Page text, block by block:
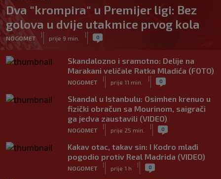
Dva "krompira" u Premijer ligi: Bez
golova u dvije utakmice prvog kola
NOGOMET
|
prije 9 min.
| 0
Skandalozno i sramotno: Delije na
Marakani veličale Ratka Mladića (FOTO)
NOGOMET
|
prije 11 min.
| 0
Skandal u Istanbulu: Osimhen krenuo u
fizički obračun sa Mourinom, saigrači
ga jedva zaustavili (VIDEO)
NOGOMET
|
prije 25 min.
| 0
Kakav otac, takav sin: I Kodro mlađi
pogodio protiv Real Madrida (VIDEO)
NOGOMET
|
prije 1 h
| 0